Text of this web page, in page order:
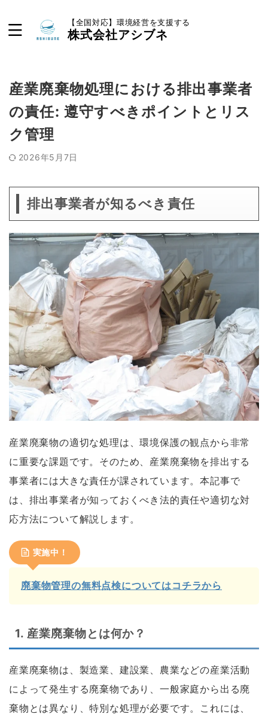
【全国対応】環境経営を支援する
株式会社アシブネ
産業廃棄物処理における排出事業者
の責任: 遵守すべきポイントとリス
ク管理
2026年5月7日
排出事業者が知るべき責任
産業廃棄物の適切な処理は、環境保護の観点から非常
に重要な課題です。そのため、産業廃棄物を排出する
事業者には大きな責任が課されています。本記事で
は、排出事業者が知っておくべき法的責任や適切な対
応方法について解説します。
実施中！
廃棄物管理の無料点検についてはコチラから
1. 産業廃棄物とは何か？
産業廃棄物は、製造業、建設業、農業などの産業活動
によって発生する廃棄物であり、一般家庭から出る廃
棄物とは異なり、特別な処理が必要です。これには、